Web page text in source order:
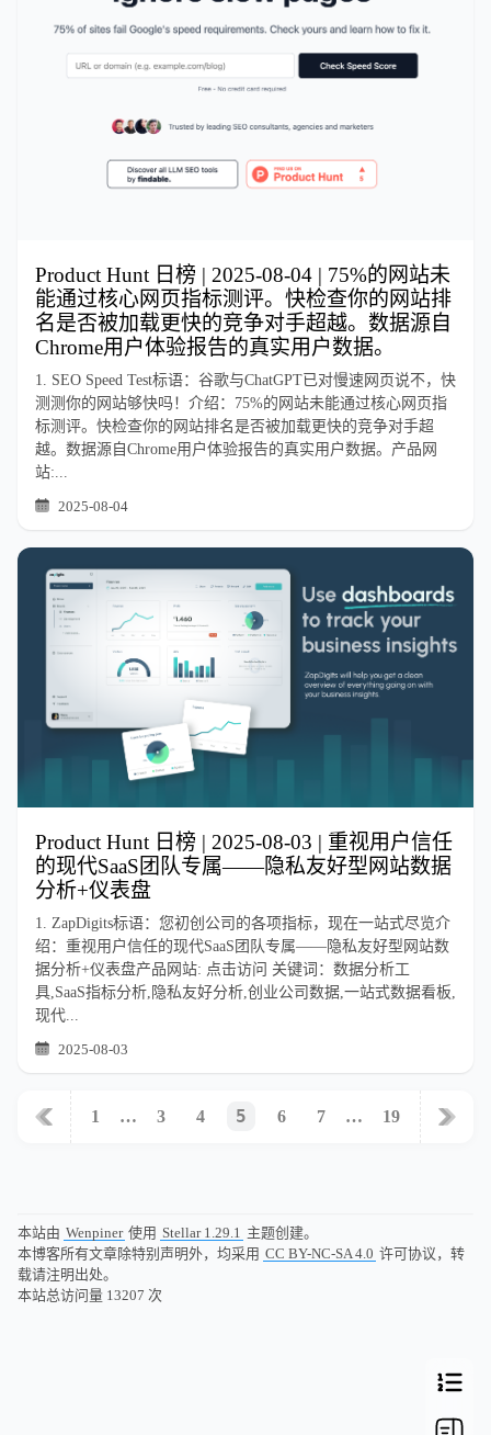
Product Hunt 日榜 | 2025-08-04 | 75%的网站未
能通过核心网页指标测评。快检查你的网站排
名是否被加载更快的竞争对手超越。数据源自
Chrome用户体验报告的真实用户数据。
1. SEO Speed Test标语：谷歌与ChatGPT已对慢速网页说不，快
测测你的网站够快吗！介绍：75%的网站未能通过核心网页指
标测评。快检查你的网站排名是否被加载更快的竞争对手超
越。数据源自Chrome用户体验报告的真实用户数据。产品网
站:...
2025-08-04
Product Hunt 日榜 | 2025-08-03 | 重视用户信任
的现代SaaS团队专属——隐私友好型网站数据
分析+仪表盘
1. ZapDigits标语：您初创公司的各项指标，现在一站式尽览介
绍：重视用户信任的现代SaaS团队专属——隐私友好型网站数
据分析+仪表盘产品网站: 点击访问 关键词：数据分析工
具,SaaS指标分析,隐私友好分析,创业公司数据,一站式数据看板,
现代...
2025-08-03
1 … 3 4 5 6 7 … 19
本站由 Wenpiner 使用 Stellar 1.29.1 主题创建。
本博客所有文章除特别声明外，均采用 CC BY-NC-SA 4.0 许可协议，转
载请注明出处。
本站总访问量 13207 次